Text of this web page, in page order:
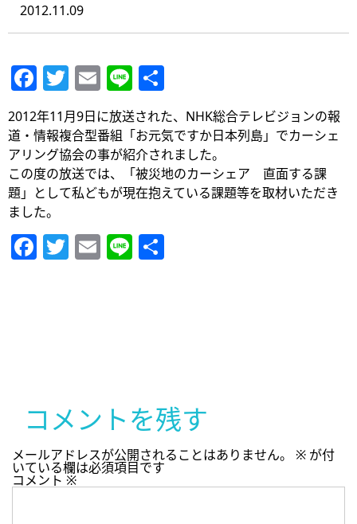
2012.11.09
Facebook
Twitter
Email
Line
有
2012年11月9日に放送された、NHK総合テレビジョンの報
道・情報複合型番組「お元気ですか日本列島」でカーシェ
アリング協会の事が紹介されました。
この度の放送では、「被災地のカーシェア 直面する課
題」として私どもが現在抱えている課題等を取材いただき
ました。
Facebook
Twitter
Email
Line
コメントを残す
メールアドレスが公開されることはありません。 ※ が付
いている欄は必須項目です
コメント ※